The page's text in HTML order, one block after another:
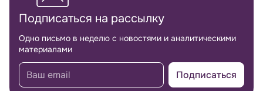
Подписаться на рассылку
Одно письмо в неделю с новостями и аналитическими
материалами
Подписаться